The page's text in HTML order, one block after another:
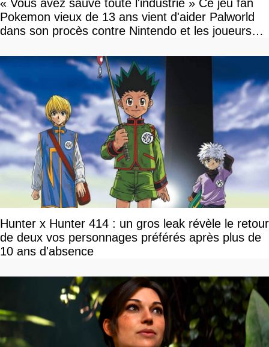
« Vous avez sauvé toute l'industrie » Ce jeu fan
Pokemon vieux de 13 ans vient d'aider Palworld
dans son procès contre Nintendo et les joueurs
Hunter x Hunter 414 : un gros leak révèle le retour
de deux vos personnages préférés après plus de
10 ans d'absence